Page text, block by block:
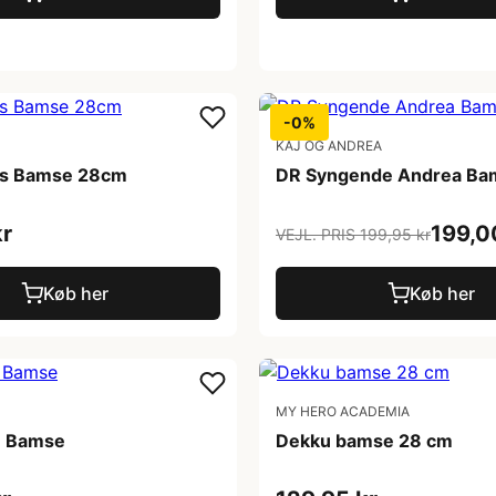
Bamse 28cm
Køb her
-0%
KAJ OG ANDREA
DR Syngende Andrea
VEJL. PRIS 199,95 kr
Køb her
Bamse
MY HERO ACADEMIA
Dekku bamse 28 cm